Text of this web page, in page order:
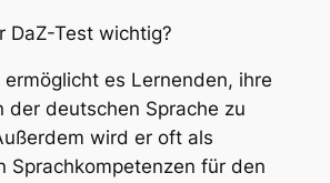
DaZ-Test wichtig?
ermöglicht es Lernenden, ihre
der deutschen Sprache zu
wird er oft als
Sprachkompetenzen für den